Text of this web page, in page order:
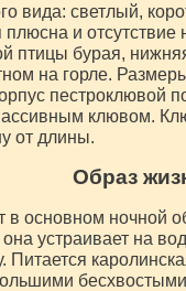
вида: светлый,
плюсна и
птицы бурая,
на горле.
пестроклювой
клювом.
от длины.
Образ
в основном ночной
устраивает на
Питается